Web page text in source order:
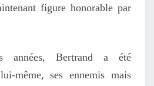
figure honorable par
années, Bertrand a été
même, ses ennemis mais